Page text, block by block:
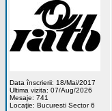
Data înscrierii: 18/Mai/2017
Ultima vizita: 07/Aug/2026
Mesaje: 741
Locaţie: Bucuresti Sector 6